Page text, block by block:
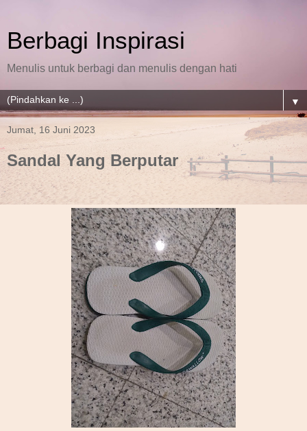
Berbagi Inspirasi
Menulis untuk berbagi dan menulis dengan hati
▼
Jumat, 16 Juni 2023
Sandal Yang Berputar